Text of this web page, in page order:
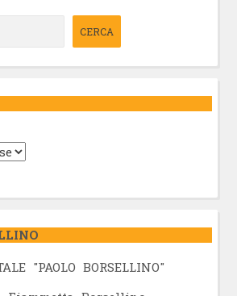
CERCA
"PAOLO BORSELLINO"